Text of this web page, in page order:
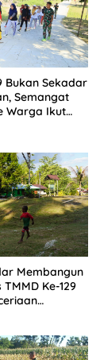
Bukan Sekadar
Semangat
Warga Ikut
Membangun
Ke-129